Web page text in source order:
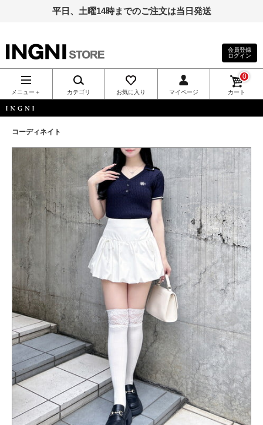
平日、土曜14時までのご注文は当日発送
INGNI（イン
グ）公式通
販｜INGNI
STORE
会員登録
ログイン
メニュー＋ カテゴリ お気に入り マイページ カート
0
コーディネイト